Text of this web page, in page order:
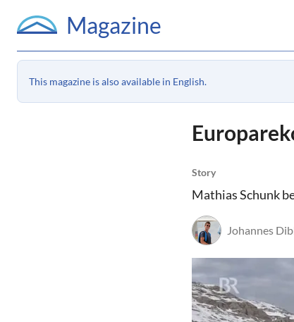
Magazine
This magazine is also available in English.
Story
Mathias Schunk
Johannes